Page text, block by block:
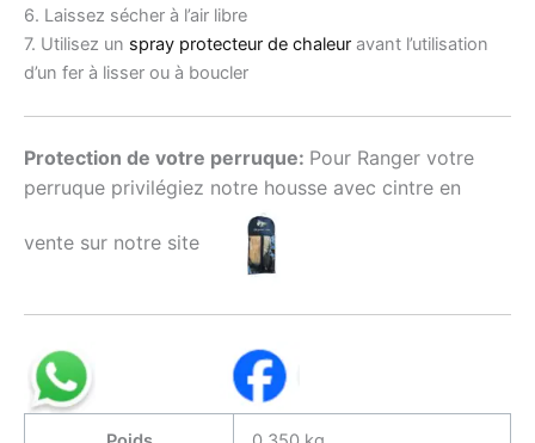
6. Laissez sécher à l’air libre
7. Utilisez un spray protecteur de chaleur avant l’utilisation
d’un fer à lisser ou à boucler
Protection de votre perruque: Pour Ranger votre
perruque privilégiez notre housse avec cintre en
vente sur notre site